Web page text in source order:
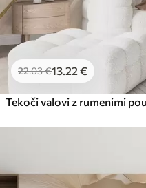
22.03€13.22 €